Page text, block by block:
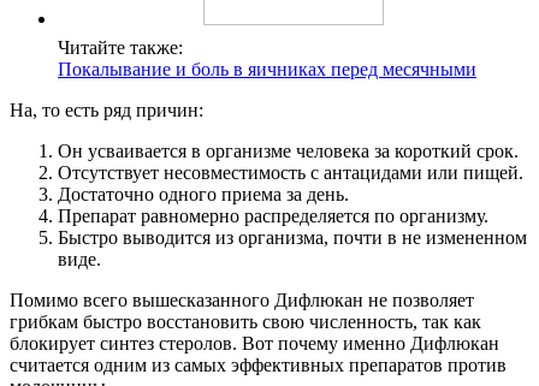
Читайте также:
Покалывание и боль в яичниках перед месячными
На, то есть ряд причин:
Он усваивается в организме человека за короткий срок.
Отсутствует несовместимость с антацидами или пищей.
Достаточно одного приема за день.
Препарат равномерно распределяется по организму.
Быстро выводится из организма, почти в не измененном
виде.
Помимо всего вышесказанного Дифлюкан не позволяет
грибкам быстро восстановить свою численность, так как
блокирует синтез стеролов. Вот почему именно Дифлюкан
считается одним из самых эффективных препаратов против